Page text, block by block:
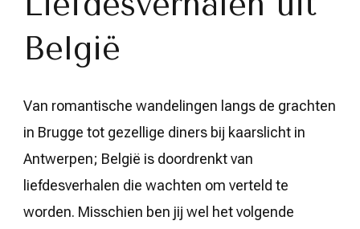
België
Van romantische wandelingen langs de grachten
in Brugge tot gezellige diners bij kaarslicht in
Antwerpen; België is doordrenkt van
liefdesverhalen die wachten om verteld te
worden. Misschien ben jij wel het volgende